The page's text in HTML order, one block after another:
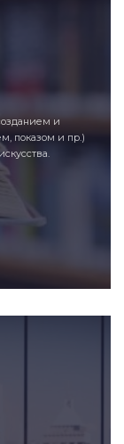
и
показом и пр.)